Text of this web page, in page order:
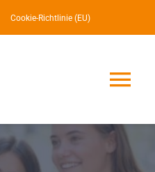
Cookie-Richtlinie (EU)